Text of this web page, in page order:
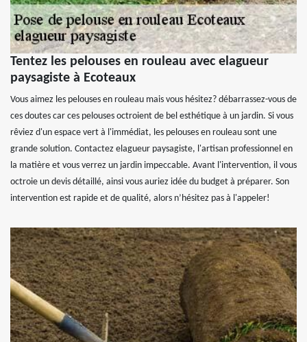
Tentez les pelouses en rouleau avec elagueur
paysagiste à Ecoteaux
Vous aimez les pelouses en rouleau mais vous hésitez? débarrassez-vous de
ces doutes car ces pelouses octroient de bel esthétique à un jardin. Si vous
rêviez d'un espace vert à l'immédiat, les pelouses en rouleau sont une
grande solution. Contactez elagueur paysagiste, l'artisan professionnel en
la matière et vous verrez un jardin impeccable. Avant l'intervention, il vous
octroie un devis détaillé, ainsi vous auriez idée du budget à préparer. Son
intervention est rapide et de qualité, alors n’hésitez pas à l'appeler!